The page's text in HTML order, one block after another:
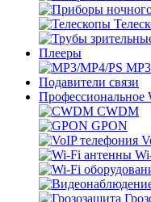
Плееры
Подавители связи
Профессиональное
CWDM
GPON